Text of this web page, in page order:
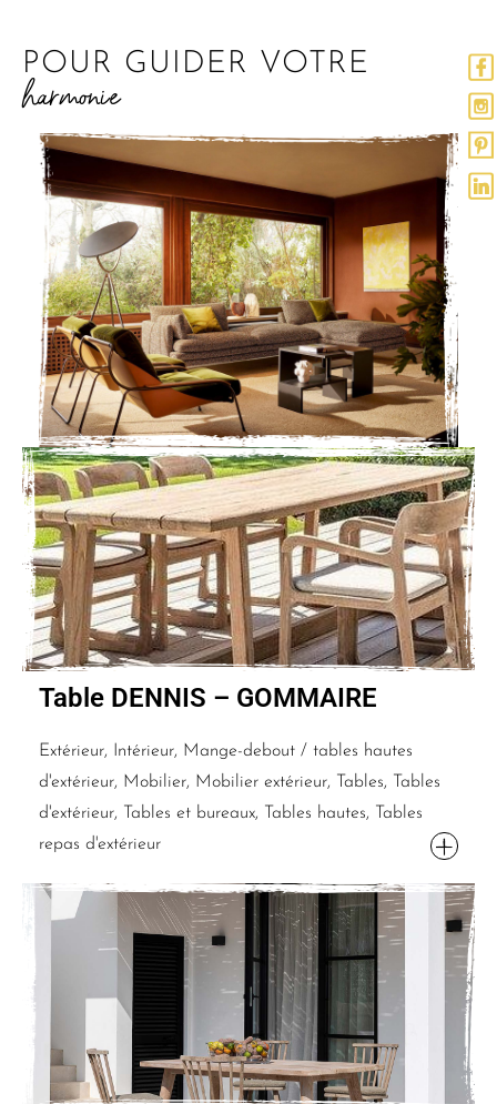
POUR GUIDER VOTRE
harmonie
Table DENNIS – GOMMAIRE
Extérieur, Intérieur, Mange-debout / tables hautes
d'extérieur, Mobilier, Mobilier extérieur, Tables, Tables
d'extérieur, Tables et bureaux, Tables hautes, Tables
repas d'extérieur